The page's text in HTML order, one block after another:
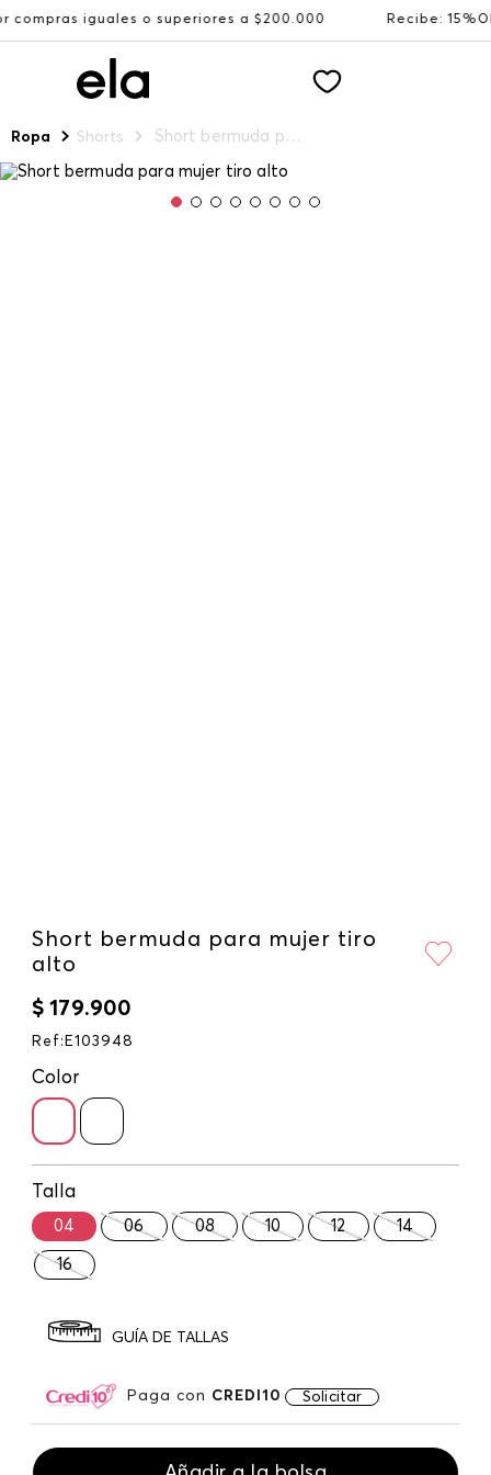
o superiores a $200.000 Recibe: 15%OFF
Ropa Shorts Short bermuda para mujer tiro alto
Short bermuda para mujer tiro
alto
$ 179.900
Ref : E103948
Color
Talla
04 06 08 10 12 14
16
GUÍA DE TALLAS
Paga con CREDI10 Solicitar